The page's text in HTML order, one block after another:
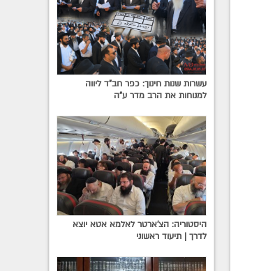
עשרות שנות חינוך: כפר חב"ד ליווה
למנוחות את הרב מדר ע"ה
היסטוריה: הצ'ארטר לאלמא אטא יוצא
לדרך | תיעוד ראשוני